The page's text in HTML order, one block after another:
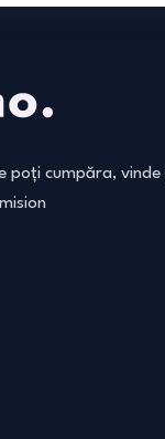
poți cumpăra,